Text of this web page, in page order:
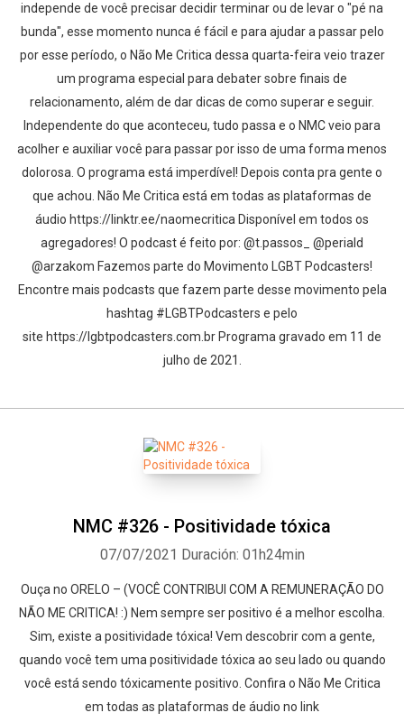
independe de você precisar decidir terminar ou de levar o "pé na
bunda", esse momento nunca é fácil e para ajudar a passar pelo
por esse período, o Não Me Critica dessa quarta-feira veio trazer
um programa especial para debater sobre finais de
relacionamento, além de dar dicas de como superar e seguir.
Independente do que aconteceu, tudo passa e o NMC veio para
acolher e auxiliar você para passar por isso de uma forma menos
dolorosa. O programa está imperdível! Depois conta pra gente o
que achou. Não Me Critica está em todas as plataformas de
áudio https://linktr.ee/naomecritica Disponível em todos os
agregadores! O podcast é feito por: @t.passos_ @periald
@arzakom Fazemos parte do Movimento LGBT Podcasters!
Encontre mais podcasts que fazem parte desse movimento pela
hashtag #LGBTPodcasters e pelo
site https://lgbtpodcasters.com.br Programa gravado em 11 de
julho de 2021.
NMC #326 - Positividade tóxica
07/07/2021 Duración: 01h24min
Ouça no ORELO – (VOCÊ CONTRIBUI COM A REMUNERAÇÃO DO
NÃO ME CRITICA! :) Nem sempre ser positivo é a melhor escolha.
Sim, existe a positividade tóxica! Vem descobrir com a gente,
quando você tem uma positividade tóxica ao seu lado ou quando
você está sendo tóxicamente positivo. Confira o Não Me Critica
em todas as plataformas de áudio no link